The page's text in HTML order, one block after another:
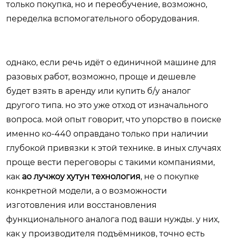
только покупка, но и переобучение, возможно,
переделка вспомогательного оборудования.
однако, если речь идёт о единичной машине для
разовых работ, возможно, проще и дешевле
будет взять в аренду или купить б/у аналог
другого типа. но это уже отход от изначального
вопроса. мой опыт говорит, что упорство в поиске
именно ко-440 оправдано только при наличии
глубокой привязки к этой технике. в иных случаях
проще вести переговоры с такими компаниями,
как ао лучжоу хутун технология, не о покупке
конкретной модели, а о возможности
изготовления или восстановления
функционального аналога под ваши нужды. у них,
как у производителя подъёмников, точно есть